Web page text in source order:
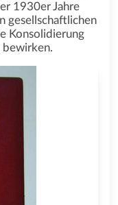
1930er Jahre
gesellschaftlichen
Konsolidierung
bewirken.